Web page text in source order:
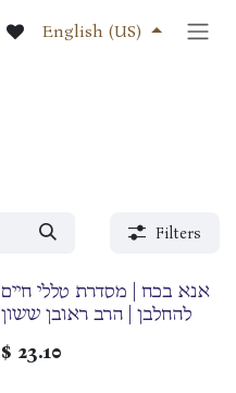
English (US)
Filters
אנא בכח | מסדרת טללי חיים
להחלבן | הרב ראובן ששון
$ 23.10